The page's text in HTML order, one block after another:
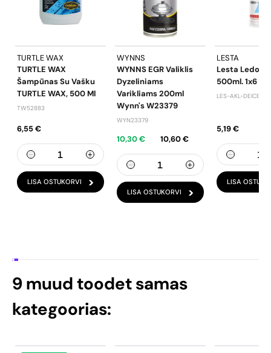
TURTLE WAX
TURTLE WAX
Šampūnas Su Vašku
TURTLE WAX, 500 Ml
TW52883
6,55 €
LISA OSTUKORVI
WYNNS
WYNNS EGR Valiklis
Dyzeliniams
Varikliams 200ml
Wynn's W23379
WYN23379
10,30 € 10,60 €
LISA OSTUKORVI
LESTA
Lesta Ledo
500ml. 1x6
LES-AKL-DEICE/
5,19 €
LISA
9 muud toodet samas
kategoorias: